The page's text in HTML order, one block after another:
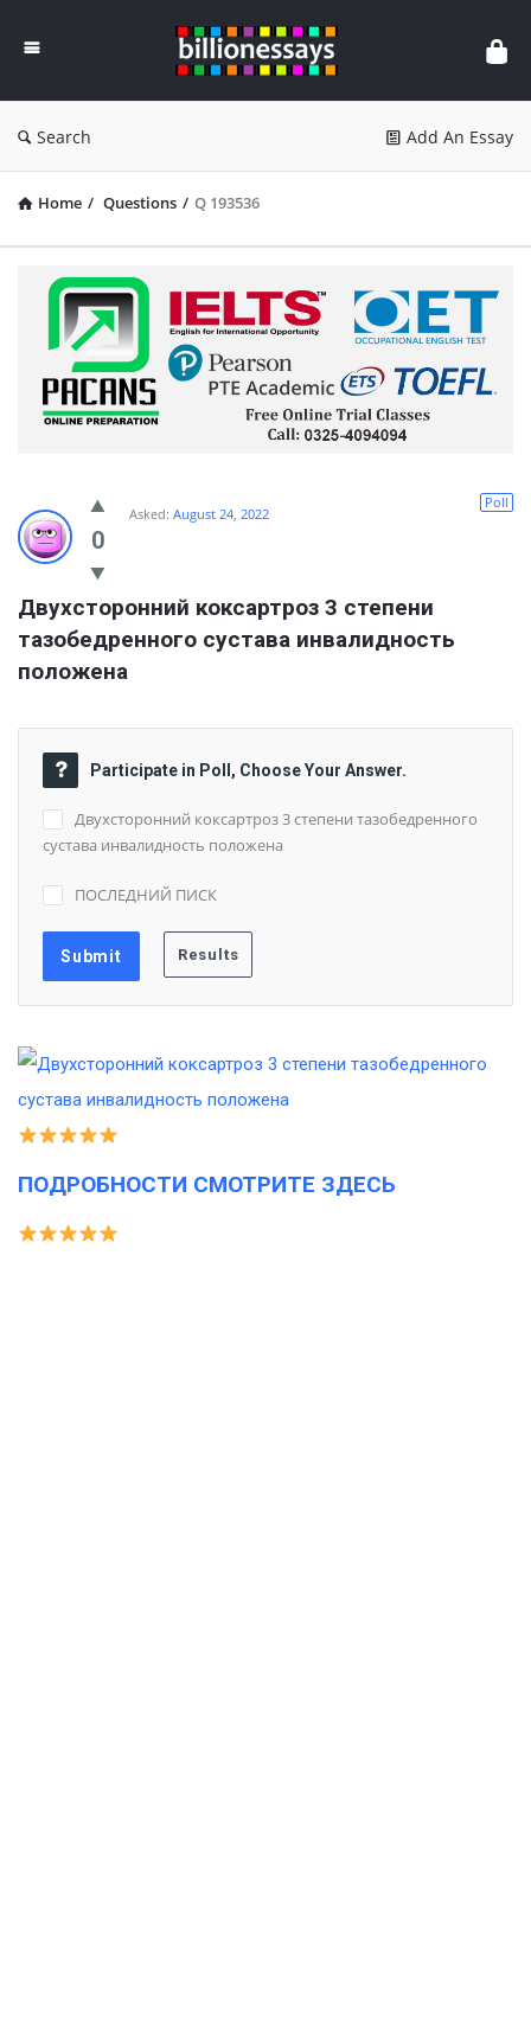
Essays
Search Add An Essay
Home / Questions / Q 193536
0
Poll
Asked: August 24, 2022
Двухсторонний коксартроз 3 степени
тазобедренного сустава инвалидность
положена
Participate in Poll, Choose Your Answer.
Двухсторонний коксартроз 3 степени тазобедренного
сустава инвалидность положена
ПОСЛЕДНИЙ ПИСК
ПОДРОБНОСТИ СМОТРИТЕ ЗДЕСЬ